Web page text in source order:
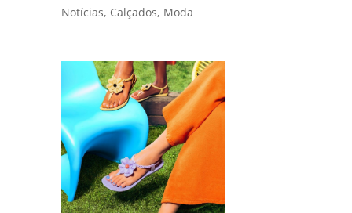
Notícias, Calçados, Moda